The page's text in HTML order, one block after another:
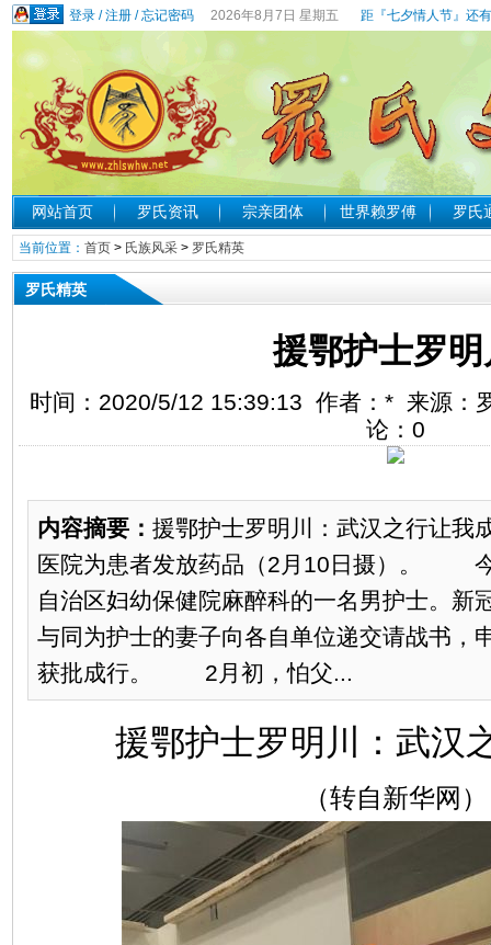
登录/注册/忘记密码 2026年8月7日 星期五 距『七夕情人节』还
网站首页 罗氏资讯 宗亲团体 世界赖罗傅 罗氏
当前位置： 首页> 氏族风采> 罗氏精英
罗氏精英
援鄂护士罗明
时间：2020/5/12 15:39:13 作者：* 来源：
论： 0
内容摘要： 援鄂护士罗明川：武汉之行让我
医院为患者发放药品（2月10日摄）。
自治区妇幼保健院麻醉科的一名男护士。新
与同为护士的妻子向各自单位递交请战书，
获批成行。 2月初，怕父...
援鄂护士罗明川：武汉
（转自新华网）